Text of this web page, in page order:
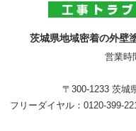
茨城県地域密着の外壁
営業時
〒300-1233 茨城
フリーダイヤル： 0120-399-221